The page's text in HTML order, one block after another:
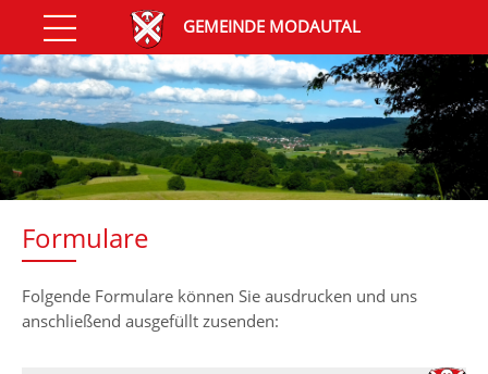
GEMEINDE MODAUTAL
Formulare
Folgende Formulare können Sie ausdrucken und uns
anschließend ausgefüllt zusenden: